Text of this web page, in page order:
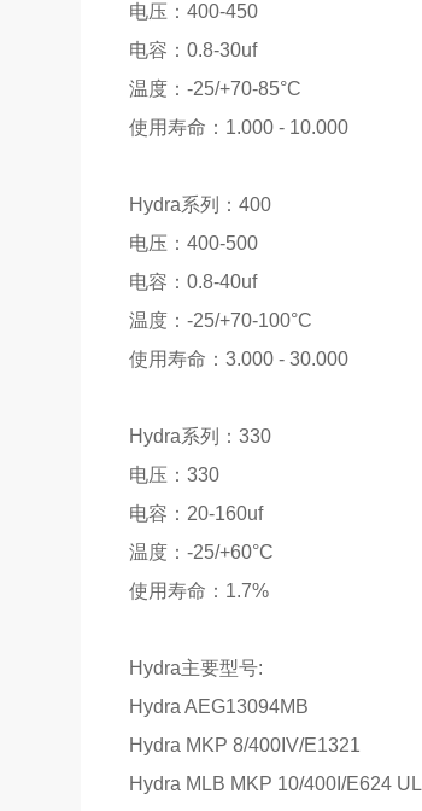
电压：400-450
电容：0.8-30uf
温度：-25/+70-85°C
使用寿命：1.000 - 10.000
Hydra系列：400
电压：400-500
电容：0.8-40uf
温度：-25/+70-100°C
使用寿命：3.000 - 30.000
Hydra系列：330
电压：330
电容：20-160uf
温度：-25/+60°C
使用寿命：1.7%
Hydra主要型号:
Hydra AEG13094MB
Hydra MKP 8/400IV/E1321
Hydra MLB MKP 10/400I/E624 UL